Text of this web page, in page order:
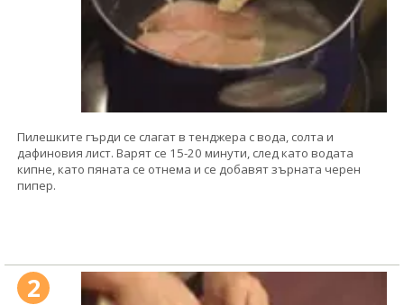
Пилешките гърди се слагат в тенджера с вода, солта и
дафиновия лист. Варят се 15-20 минути, след като водата
кипне, като пяната се отнема и се добавят зърната черен
пипер.
2